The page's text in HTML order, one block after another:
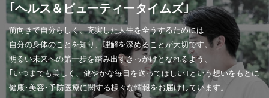
｢ヘルス＆ビューティータイムズ｣
前向きで自分らしく、充実した人生を全うするためには
自分の身体のことを知り、理解を深めることが大切です。
明るい未来への第一歩を踏み出すきっかけとなれるよう、
｢いつまでも美しく、健やかな毎日を送ってほしい｣という想いをもとに
健康･美容･予防医療に関する様々な情報をお届けしています。